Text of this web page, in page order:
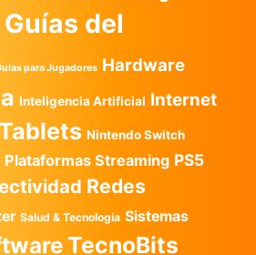
Guías del
para Jugadores Hardware
Inteligencia Artificial Internet
Nintendo Switch
Plataformas Streaming PS5
Redes
Salud & Tecnología Sistemas
TecnoBits